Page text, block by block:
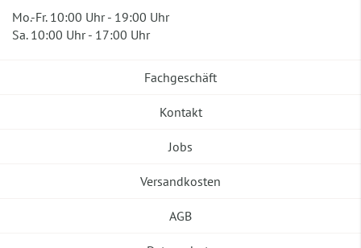
Mo.-Fr. 10:00 Uhr - 19:00 Uhr
Sa. 10:00 Uhr - 17:00 Uhr
Fachgeschäft
Kontakt
Jobs
Versandkosten
AGB